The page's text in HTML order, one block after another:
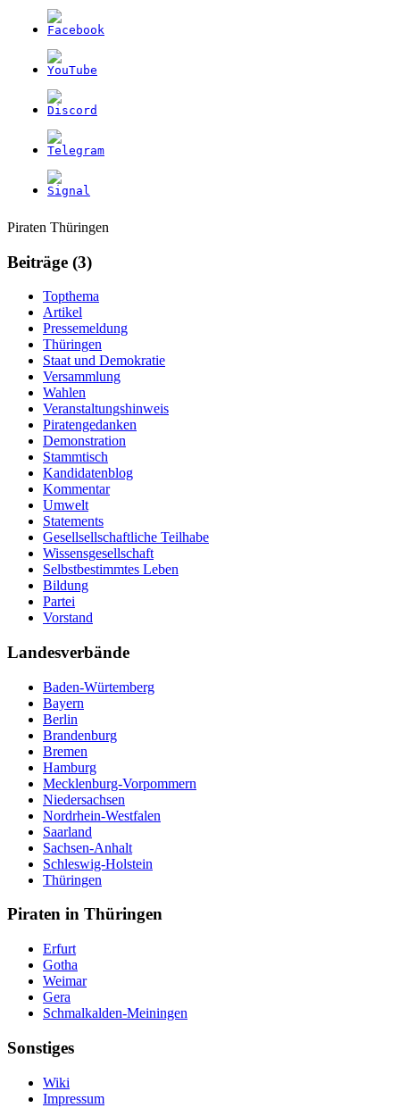
Weitere
Informationen
Navigation
Piraten Thüringen
Beiträge (3)
Topthema
Artikel
Pressemeldung
Thüringen
Staat und Demokratie
Versammlung
Wahlen
Veranstaltungshinweis
Piratengedanken
Demonstration
Stammtisch
Kandidatenblog
Kommentar
Umwelt
Statements
Gesellsellschaftliche Teilhabe
Wissensgesellschaft
Selbstbestimmtes Leben
Bildung
Partei
Vorstand
Landesverbände
Baden-Würtemberg
Bayern
Berlin
Brandenburg
Bremen
Hamburg
Mecklenburg-Vorpommern
Niedersachsen
Nordrhein-Westfalen
Saarland
Sachsen-Anhalt
Schleswig-Holstein
Thüringen
Piraten in Thüringen
Erfurt
Gotha
Weimar
Gera
Schmalkalden-Meiningen
Sonstiges
Wiki
Impressum